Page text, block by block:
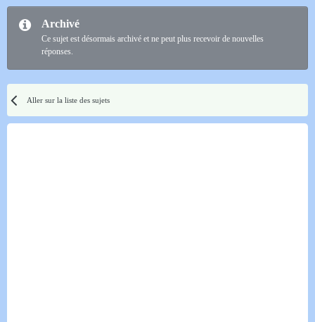
Archivé
Ce sujet est désormais archivé et ne peut plus recevoir de nouvelles
réponses.
Aller sur la liste des sujets